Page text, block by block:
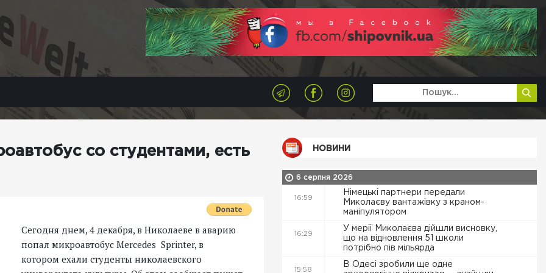
со студентами, есть
Сегодня днем, 4 декабря, в Николаеве в аварию
попал микроавтобус Mercedes Sprinter, в
котором ехали студенты николаевского
НОВИНИ
6 серпня 2026
16:59
Німецькі партнери передали
Миколаєву вантажівку з краном-
маніпулятором
16:29
У мерії Миколаєва дійшли висновку,
що на відновлення 51 школи
потрібно пів мільярда
15:58
В Одесі зробили ще одне